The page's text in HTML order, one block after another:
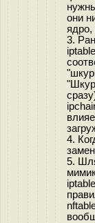
они
ядро,
3.
4.
5.